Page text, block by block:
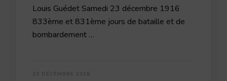
Louis Guédet Samedi 23 décembre 1916
833ème et 831ème jours de bataille et de
bombardement …